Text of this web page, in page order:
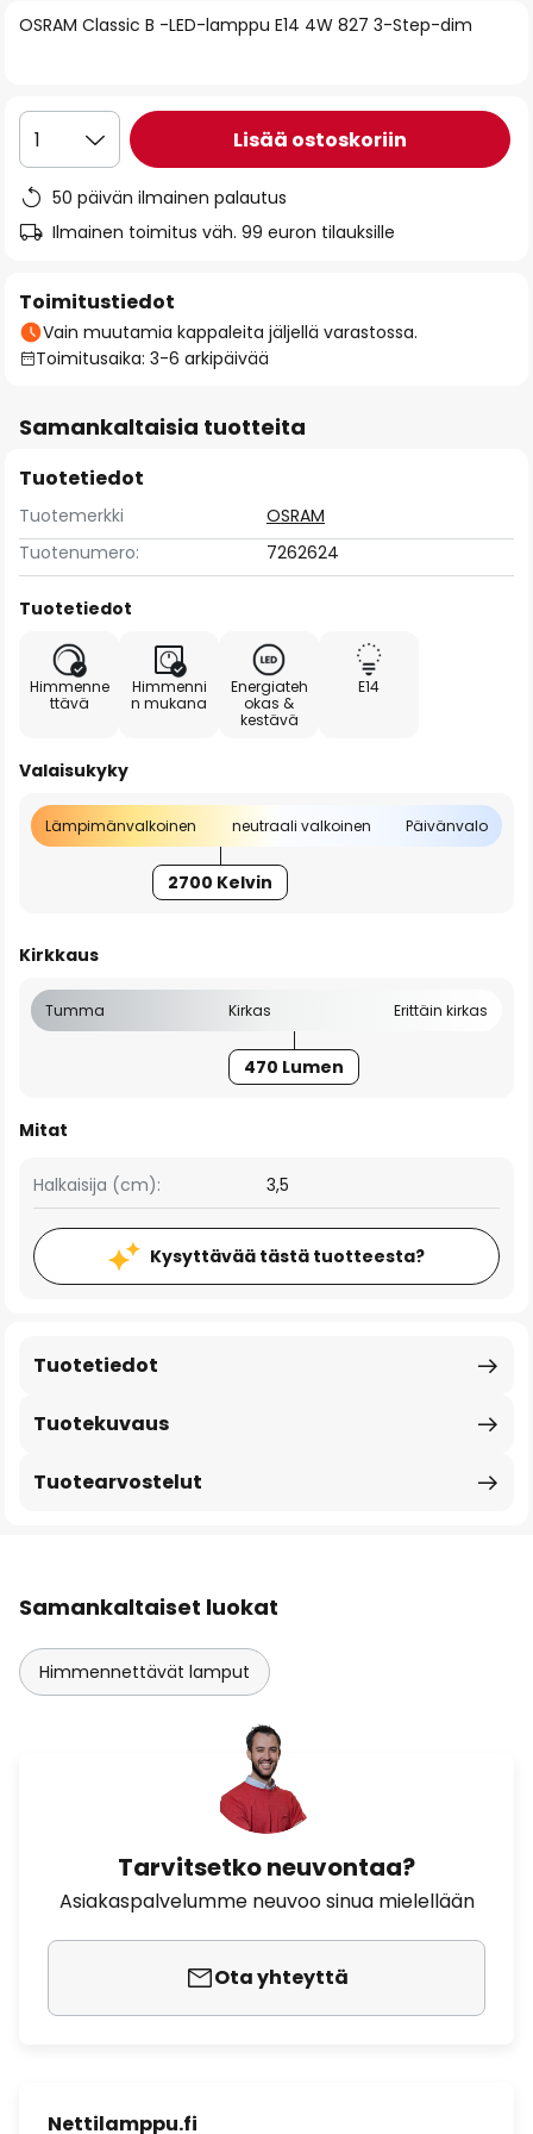
of
gallery
OSRAM Classic B -LED-lamppu E14 4W 827 3-Step-dim
1 Lisää ostoskoriin
50 päivän ilmainen palautus
Ilmainen toimitus väh. 99 euron tilauksille
Toimitustiedot
Vain muutamia kappaleita jäljellä varastossa.
Toimitusaika: 3-6 arkipäivää
Samankaltaisia tuotteita
Tuotetiedot
Tuotemerkki
OSRAM
Tuotenumero:
7262624
Tuotetiedot
Himmenne
ttävä
Himmenni
n mukana
Energiateh
okas &
kestävä
E14
Valaisukyky
Lämpimänvalkoinen neutraali valkoinen Päivänvalo
2700 Kelvin
Kirkkaus
Tumma Kirkas Erittäin kirkas
470 Lumen
Mitat
Halkaisija (cm): 3,5
Kysyttävää tästä tuotteesta?
Tuotekuvaus
Tuotetiedot
Tuotearvostelut
Samankaltaiset luokat
Himmennettävät lamput
Tarvitsetko neuvontaa?
Asiakaspalvelumme neuvoo sinua mielellään
Ota yhteyttä
Nettilamppu.fi